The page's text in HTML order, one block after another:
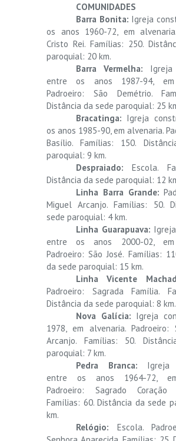
COMUNIDADES
Barra Bonita: Igreja
os anos 1960-72, em
Cristo Rei. Famílias: 250.
paroquial: 20 km.
Barra Vermelha: Igreja
entre os anos 1987-94, em
Padroeiro: São Demétrio.
Distância da sede paroquial: 25
Bracatinga: Igreja
os anos 1985-90, em alvenaria.
Basílio. Famílias: 150.
paroquial: 9 km.
Despraiado: Escola.
Distância da sede paroquial: 12
Linha Barra Grande:
Miguel Arcanjo. Famílias: 50.
sede paroquial: 4 km.
Linha Guarapuava:
entre os anos 2000-02, em
Padroeiro: São José. Famílias:
da sede paroquial: 15 km.
Linha Vicente
Padroeiro: Sagrada Família.
Distância da sede paroquial: 8 km.
Nova Galícia: Igreja
1978, em alvenaria. Padroeiro:
Arcanjo. Famílias: 50.
paroquial: 7 km.
Pedra Branca: Igreja
entre os anos 1964-72,
Padroeiro: Sagrado
Famílias: 60. Distância da sede
km.
Relógio: Escola.